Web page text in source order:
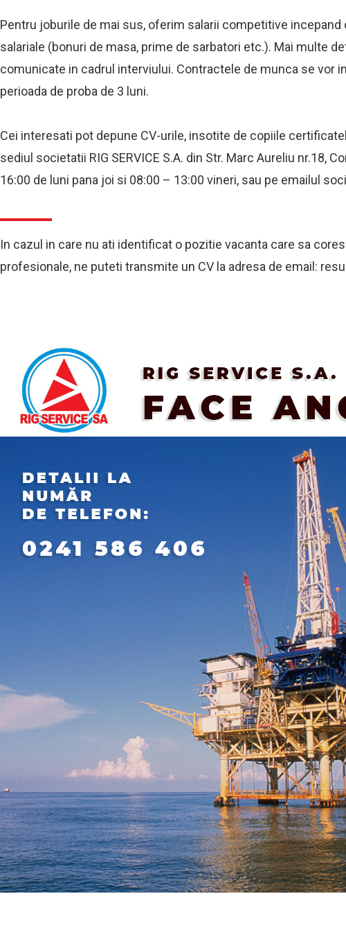
Pentru joburile de mai sus, oferim salarii competitive
salariale (bonuri de masa, prime de sarbatori etc.). Mai multe
comunicate in cadrul interviului. Contractele de munca se vor
perioada de proba de 3 luni.
Cei interesati pot depune CV-urile, insotite de copiile
sediul societatii RIG SERVICE S.A. din Str. Marc Aureliu nr.18,
16:00 de luni pana joi si 08:00 – 13:00 vineri, sau pe emailul
In cazul in care nu ati identificat o pozitie vacanta care sa
profesionale, ne puteti transmite un CV la adresa de email: